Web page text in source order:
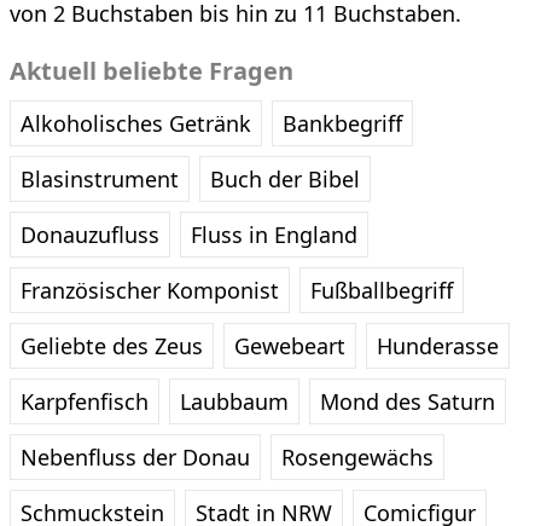
von 2 Buchstaben bis hin zu 11 Buchstaben.
Aktuell beliebte Fragen
Alkoholisches Getränk
Bankbegriff
Blasinstrument
Buch der Bibel
Donauzufluss
Fluss in England
Französischer Komponist
Fußballbegriff
Geliebte des Zeus
Gewebeart
Hunderasse
Karpfenfisch
Laubbaum
Mond des Saturn
Nebenfluss der Donau
Rosengewächs
Schmuckstein
Stadt in NRW Comicfigur